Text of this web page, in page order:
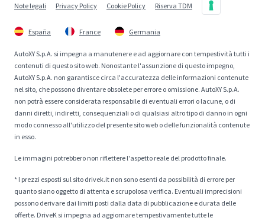
Note legali Privacy Policy Cookie Policy Riserva TDM
España France Germania
AutoXY S.p.A. si impegna a manutenere e ad aggiornare con tempestività tutti i
contenuti di questo sito web. Nonostante l'assunzione di questo impegno,
AutoXY S.p.A. non garantisce circa l'accuratezza delle informazioni contenute
nel sito, che possono diventare obsolete per errore o omissione. AutoXY S.p.A.
non potrà essere considerata responsabile di eventuali errori o lacune, o di
danni diretti, indiretti, consequenziali o di qualsiasi altro tipo di danno in ogni
modo connesso all'utilizzo del presente sito web o delle funzionalità contenute
in esso.
Le immagini potrebbero non riflettere l'aspetto reale del prodotto finale.
* I prezzi esposti sul sito drivek.it non sono esenti da possibilità di errore per
quanto siano oggetto di attenta e scrupolosa verifica. Eventuali imprecisioni
possono derivare dai limiti posti dalla data di pubblicazione e durata delle
offerte. DriveK si impegna ad aggiornare tempestivamente tutte le